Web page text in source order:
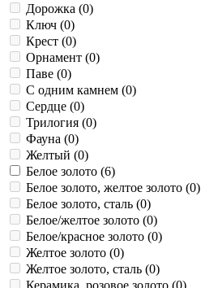
Дорожка (0)
Ключ (0)
Крест (0)
Орнамент (0)
Паве (0)
С одним камнем (0)
Сердце (0)
Трилогия (0)
Фауна (0)
Желтый (0)
Белое золото (6)
Белое золото, желтое золото (0)
Белое золото, сталь (0)
Белое/желтое золото (0)
Белое/красное золото (0)
Желтое золото (0)
Желтое золото, сталь (0)
Керамика, розовое золото (0)